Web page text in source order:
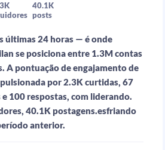
40.1K
posts
últimas 24 horas — é onde
se posiciona entre 1.3M contas
A pontuação de engajamento de
por 2.3K curtidas, 67
100 respostas, com liderando.
40.1K postagens.esfriando
anterior.